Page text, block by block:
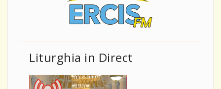
Liturghia in Direct